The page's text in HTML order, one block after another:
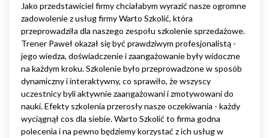
Jako przedstawiciel firmy chciałabym wyrazić nasze ogromne
zadowolenie z usług firmy Warto Szkolić, która
przeprowadziła dla naszego zespołu szkolenie sprzedażowe.
Trener Paweł okazał się być prawdziwym profesjonalistą -
jego wiedza, doświadczenie i zaangażowanie były widoczne
na każdym kroku. Szkolenie było przeprowadzone w sposób
dynamiczny i interaktywny, co sprawiło, że wszyscy
uczestnicy byli aktywnie zaangażowani i zmotywowani do
nauki. Efekty szkolenia przerosły nasze oczekiwania - każdy
wyciągnął cos dla siebie. Warto Szkolić to firma godna
polecenia i na pewno będziemy korzystać z ich usług w